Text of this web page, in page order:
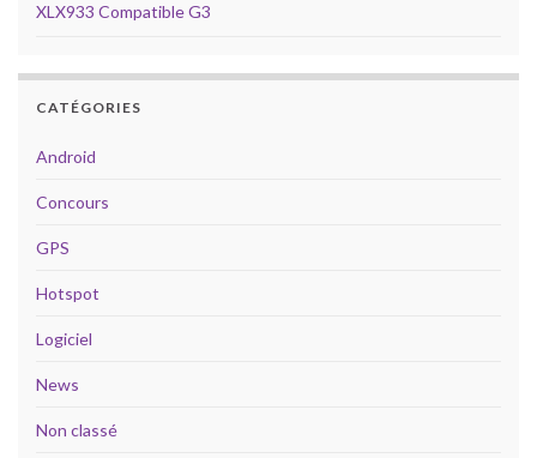
XLX933 Compatible G3
CATÉGORIES
Android
Concours
GPS
Hotspot
Logiciel
News
Non classé